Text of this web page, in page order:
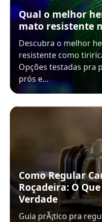
Qual o melhor
mato resistente
Descubra o melhor
resistente como
Opções testadas pra
prós e…
Como Regular
Roçadeira: O
Verdade
Guia prÃ¡tico pra